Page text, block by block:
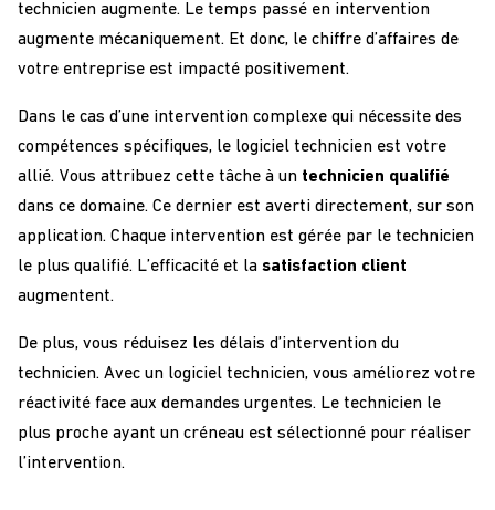
technicien augmente. Le temps passé en intervention
augmente mécaniquement. Et donc, le chiffre d’affaires de
votre entreprise est impacté positivement.
Dans le cas d’une intervention complexe qui nécessite des
compétences spécifiques, le logiciel technicien est votre
allié. Vous attribuez cette tâche à un technicien qualifié
dans ce domaine. Ce dernier est averti directement, sur son
application. Chaque intervention est gérée par le technicien
le plus qualifié. L’efficacité et la satisfaction client
augmentent.
De plus, vous réduisez les délais d’intervention du
technicien. Avec un logiciel technicien, vous améliorez votre
réactivité face aux demandes urgentes. Le technicien le
plus proche ayant un créneau est sélectionné pour réaliser
l’intervention.